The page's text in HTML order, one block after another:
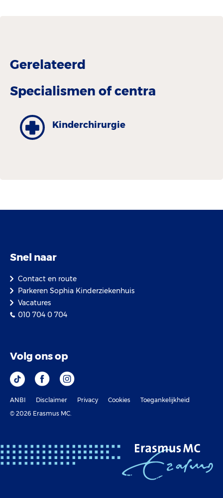
Gerelateerd
Specialismen of centra
Kinder­chirurgie
Snel naar
Contact en route
Parkeren Sophia Kinderziekenhuis
Vacatures
010 704 0 704
Volg ons op
ANBI Disclaimer Privacy Cookies
Toegankelijkheid
© 2026 Erasmus MC.